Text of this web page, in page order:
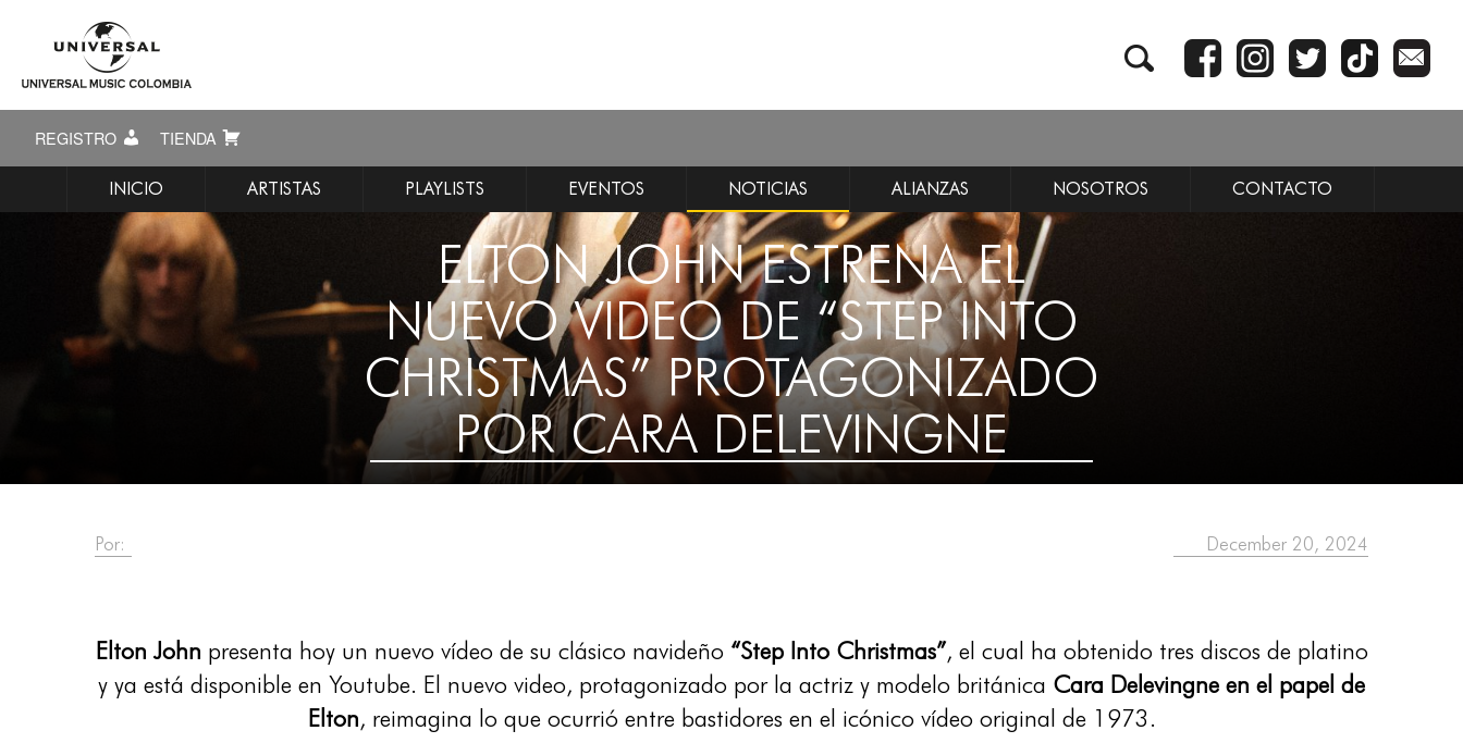
REGISTRO TIENDA
INICIO ARTISTAS PLAYLISTS EVENTOS NOTICIAS ALIANZAS NOSOTROS CONTACTO
ELTON JOHN ESTRENA EL
NUEVO VIDEO DE “STEP INTO
CHRISTMAS” PROTAGONIZADO
POR CARA DELEVINGNE
Por: December 20, 2024
Elton John presenta hoy un nuevo vídeo de su clásico navideño “Step Into Christmas”, el cual ha obtenido tres discos de platino
y ya está disponible en Youtube. El nuevo video, protagonizado por la actriz y modelo británica Cara Delevingne en el papel de
Elton, reimagina lo que ocurrió entre bastidores en el icónico vídeo original de 1973.